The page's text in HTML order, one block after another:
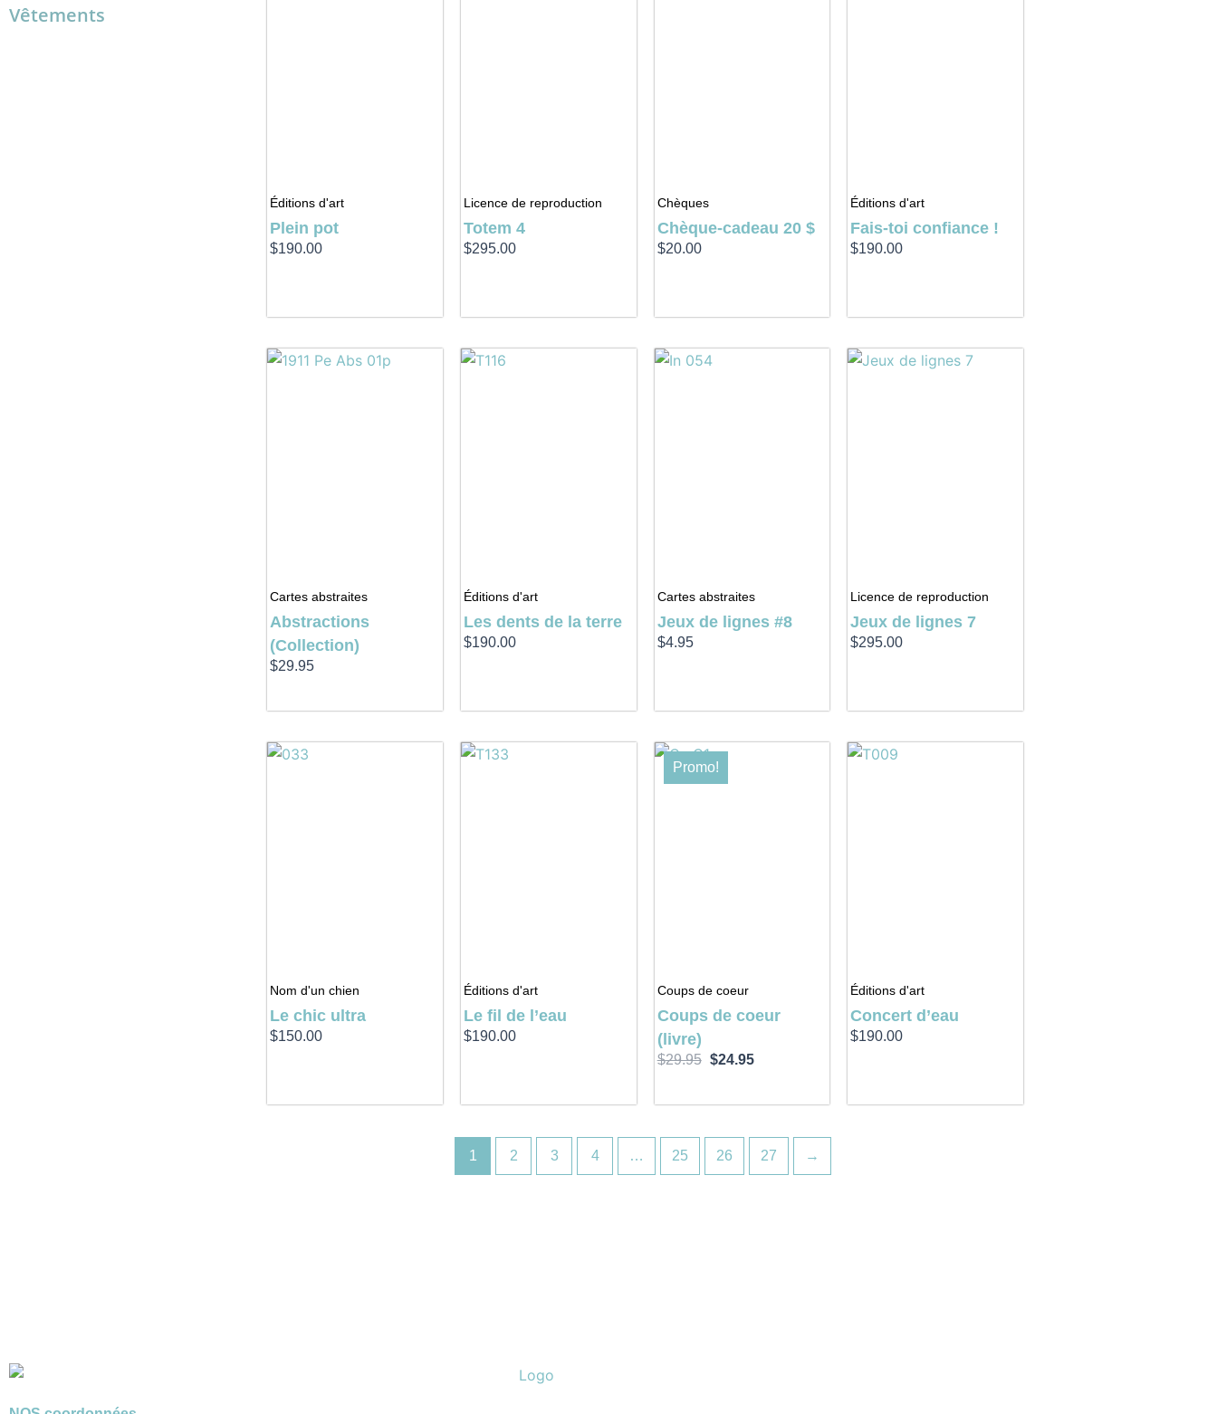
Vêtements
Éditions d'art
Plein pot
$190.00
Licence de reproduction
Totem 4
$295.00
Chèques
Chèque-cadeau 20 $
$20.00
Éditions d'art
Fais-toi confiance !
$190.00
Cartes abstraites
Abstractions
(Collection)
$29.95
Éditions d'art
Les dents de la terre
$190.00
Cartes abstraites
Jeux de lignes #8
$4.95
Licence de reproduction
Jeux de lignes 7
$295.00
Nom d'un chien
Le chic ultra
$150.00
Éditions d'art
Le fil de l’eau
$190.00
Promo!
Coups de coeur
Coups de coeur
(livre)
$29.95
Le
prix
initial
$24.95
Éditions d'art
Concert d’eau
$190.00
1 2 3 4 … 25 26 27 →